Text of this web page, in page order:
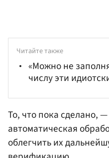
Читайте также
«Можно не
числу эти
То, что пока сделано,
автоматическая
облегчить их